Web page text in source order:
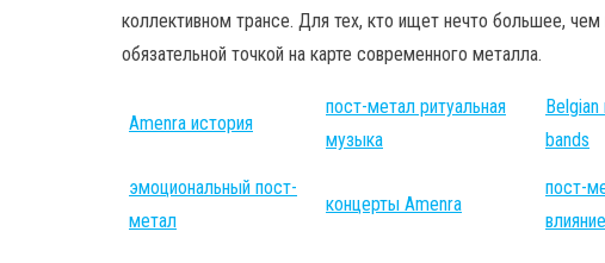
коллективном трансе. Для тех, кто ищет нечто большее,
обязательной точкой на карте современного металла.
Amenra история
пост-метал ритуальная
музыка
bands
эмоциональный пост-
метал
концерты Amenra
пост-
влияние